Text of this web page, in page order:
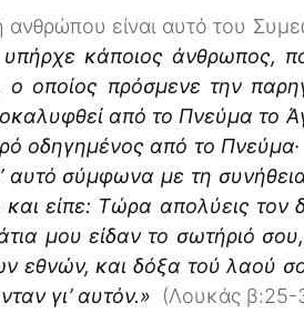
ανθρώπου είναι αυτό του
κάποιος άνθρωπος,
ο οποίος πρόσμενε την
από το Πνεύμα το
οδηγημένος από το
αυτό σύμφωνα με τη
είπε: Τώρα απολύεις
μου είδαν το σωτήριό
εθνών, και δόξα τού λαού
γι’ αυτόν.» (Λουκάς β:25-